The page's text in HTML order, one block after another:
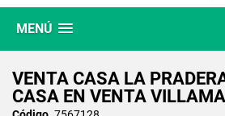
MENÚ
VENTA CASA LA
CASA EN VENTA